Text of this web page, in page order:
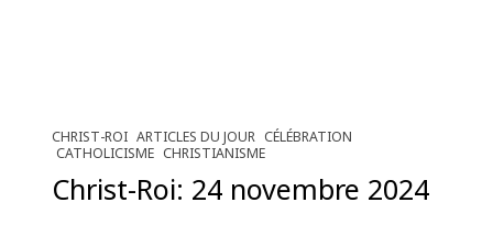
CHRIST-ROI ARTICLES DU JOUR CÉLÉBRATION
CATHOLICISME CHRISTIANISME
Christ-Roi: 24 novembre 2024